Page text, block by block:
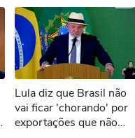
Lula diz que Brasil não
vai ficar 'chorando' por
exportações que não